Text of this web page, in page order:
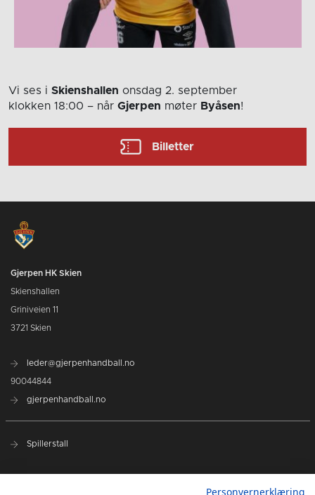
Vi ses i Skienshallen onsdag 2. september
klokken 18:00 – når Gjerpen møter Byåsen!
Billetter
Gjerpen HK Skien
Skienshallen
Griniveien 11
3721 Skien
leder@gjerpenhandball.no
90044844
gjerpenhandball.no
Spillerstall
Personvernerklæring